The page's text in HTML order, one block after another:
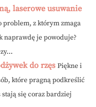
laserowe usuwanie
problem, z którym zmaga
naprawdę je powoduje?
do rzęs Piękne i
które pragną podkreślić
się coraz bardziej